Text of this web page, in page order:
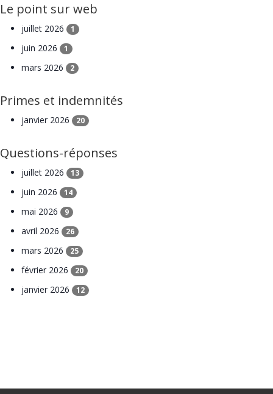
Le point sur web
juillet 2026 1
juin 2026 1
mars 2026 2
Primes et indemnités
janvier 2026 20
Questions-réponses
juillet 2026 13
juin 2026 14
mai 2026 9
avril 2026 26
mars 2026 25
février 2026 20
janvier 2026 12